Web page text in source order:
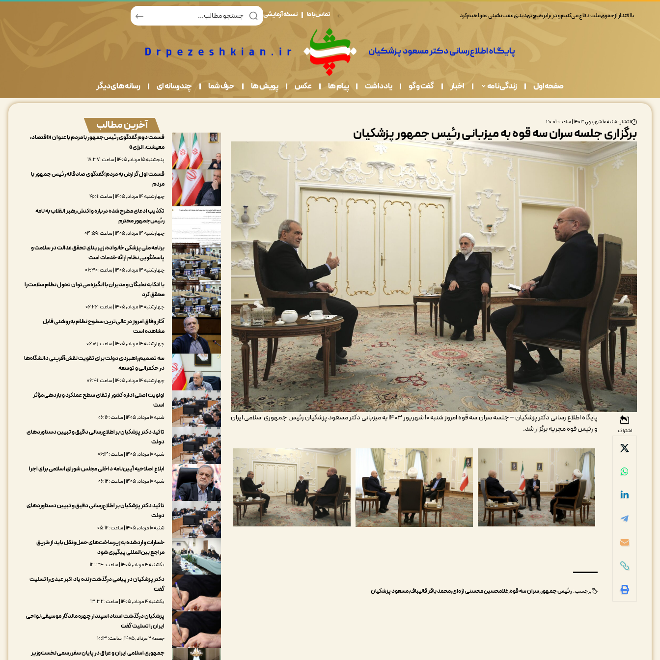
همه ما در قبال حفاظت از محیط زیست مسئولیم تماس با ما نسخه آزمایشی
صفحه اول زندگی نامه اخبار گفت و گو یادداشت پیام ها عکس پویش ها حرف شما چندرسانه ای رسانه های دیگر
انتشار : شنبه ۱۰ شهریور, ۱۴۰۳ | ساعت: ۲۰:۰۱
برگزاری جلسه سران سه قوه به میزبانی رئیس جمهور پزشکیان
اشتراک
پایگاه اطلاع رسانی دکتر پزشکیان – جلسه سران سه قوه امروز شنبه ۱۰ شهریور ۱۴۰۳ به میزبانی دکتر مسعود پزشکیان رئیس جمهوری اسلامی ایران
و رئیس قوه مجریه برگزار شد.
برچسب: رئیس جمهورسران سه قوهغلامحسین محسنی اژه‌ایمحمد باقر قالیبافمسعود پزشکیان
آخرین مطالب
قسمت دوم گفتگوی رئیس جمهور با مردم با عنوان «اقتصاد،
معیشت، انرژی»
پنجشنبه ۱۵ مرداد, ۱۴۰۵ | ساعت: ۱۸:۳۷
قسمت اول گزارش به مردم؛گفتگوی صادقانه رئیس جمهور با
مردم
چهارشنبه ۱۴ مرداد, ۱۴۰۵ | ساعت: ۱۹:۰۱
تکذیب ادعای مطرح شده درباره واکنش رهبر انقلاب به نامه
رئیس‌جمهور محترم
چهارشنبه ۱۴ مرداد, ۱۴۰۵ | ساعت: ۰۴:۵۹
برنامه ملی پزشکی خانواده، زیربنای تحقق عدالت در سلامت و
پاسخگویی نظام ارائه خدمات است
چهارشنبه ۱۴ مرداد, ۱۴۰۵ | ساعت: ۰۶:۳۰
با اتکا به نخبگان و مدیران با انگیزه می‌توان تحول نظام سلامت را
محقق کرد
چهارشنبه ۱۴ مرداد, ۱۴۰۵ | ساعت: ۰۶:۲۶
آثار وفاق امروز در عالی‌ترین سطوح نظام به روشنی قابل
مشاهده است
چهارشنبه ۱۴ مرداد, ۱۴۰۵ | ساعت: ۰۶:۰۹
سه تصمیم راهبردی دولت برای تقویت نقش‌آفرینی دانشگاه‌ها
در حکمرانی و توسعه
چهارشنبه ۱۴ مرداد, ۱۴۰۵ | ساعت: ۰۶:۴۱
اولویت اصلی اداره کشور ارتقای سطح عملکرد و بازدهی مؤثر
است
شنبه ۱۰ مرداد, ۱۴۰۵ | ساعت: ۰۶:۱۶
تاکید دکتر پزشکیان بر اطلاع‌رسانی دقیق و تبیین دستاوردهای
دولت
شنبه ۱۰ مرداد, ۱۴۰۵ | ساعت: ۰۶:۱۴
ابلاغ اصلاحیه آیین‌نامه داخلی مجلس شورای اسلامی برای اجرا
شنبه ۱۰ مرداد, ۱۴۰۵ | ساعت: ۰۶:۱۲
تاکید دکتر پزشکیان بر اطلاع‌رسانی دقیق و تبیین دستاوردهای
دولت
شنبه ۱۰ مرداد, ۱۴۰۵ | ساعت: ۰۵:۱۲
خسارات واردشده به زیرساخت‌های حمل‌ونقل باید از طریق
مراجع بین‌المللی پیگیری شود
یکشنبه ۴ مرداد, ۱۴۰۵ | ساعت: ۱۳:۳۴
دکتر پزشکیان در پیامی درگذشت زنده یاد اکبر عبدی را تسلیت
گفت
یکشنبه ۴ مرداد, ۱۴۰۵ | ساعت: ۱۳:۳۲
پزشکیان درگذشت استاد اسپندار چهره ماندگار موسیقی نواحی
ایران را تسلیت گفت
جمعه ۲ مرداد, ۱۴۰۵ | ساعت: ۱۰:۱۳
جمهوری اسلامی ایران و عراق در پایان سفر رسمی نخست‌وزیر